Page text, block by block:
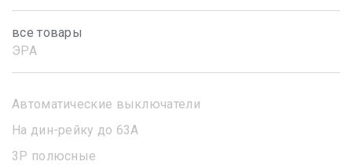
все товары
ЭРА
Автоматические выключатели
На дин-рейку до 63А
3Р полюсные